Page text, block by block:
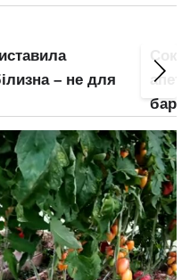
– не для